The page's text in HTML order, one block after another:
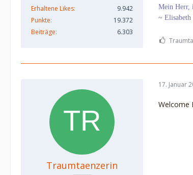
Erhaltene Likes
9.942
Punkte
19.372
Beiträge
6.303
Mein Herr,
~
Traumtaenzerin
17. Januar
Welcome